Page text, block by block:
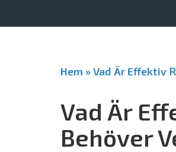
Hem »Vad Är Effektiv
Vad Är
Behöver